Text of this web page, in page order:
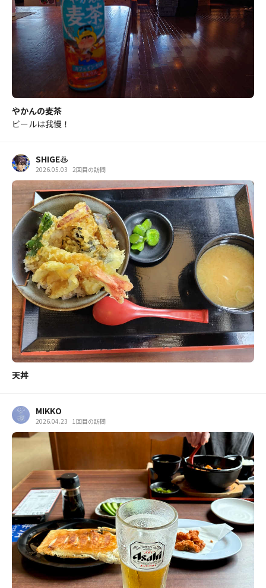
やかんの麦茶
ビールは我慢！
SHIGE♨️
2026.05.03 2回目の訪問
天丼
MIKKO
2026.04.23 1回目の訪問